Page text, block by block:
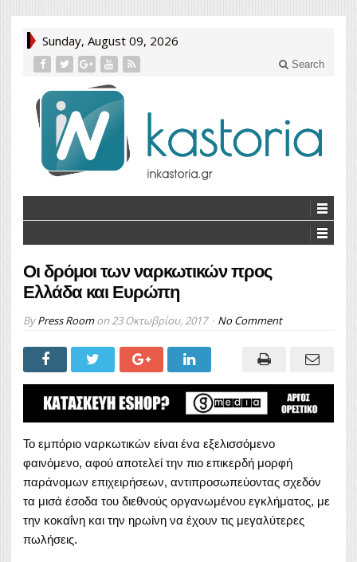
Sunday, August 09, 2026
Search
Οι δρόμοι των ναρκωτικών προς
Ελλάδα και Ευρώπη
ByPress Roomon 23 Οκτωβρίου, 2017 No Comment
Το εμπόριο ναρκωτικών είναι ένα εξελισσόμενο
φαινόμενο, αφού αποτελεί την πιο επικερδή μορφή
παράνομων επιχειρήσεων, αντιπροσωπεύοντας σχεδόν
τα μισά έσοδα του διεθνούς οργανωμένου εγκλήματος, με
την κοκαΐνη και την ηρωίνη να έχουν τις μεγαλύτερες
πωλήσεις.